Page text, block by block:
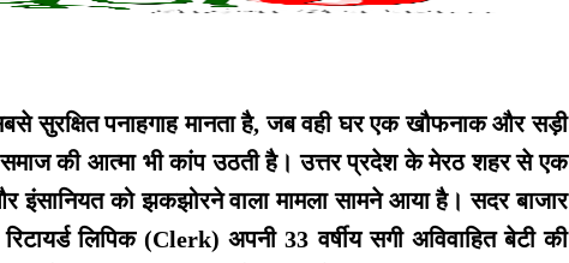
सुरक्षित पनाहगाह मानता है, जब वही घर एक खौफनाक और सड़ी
समाज की आत्मा भी कांप उठती है। उत्तर प्रदेश के मेरठ शहर से एक
इंसानियत को झकझोरने वाला मामला सामने आया है। सदर बाजार
लिपिक (Clerk) अपनी 33 वर्षीय सगी अविवाहित बेटी की